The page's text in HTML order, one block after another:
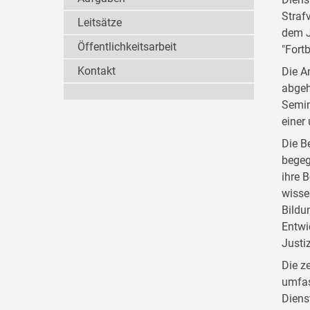
dem
Die
einer
Die
ihre
Die
Leitsätze
Öffentlichkeitsarbeit
Kontakt